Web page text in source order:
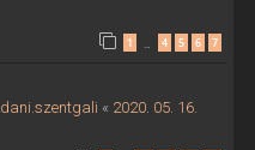
1 … 4 5 6 7
dani.szentgali « 2020. 05. 16.